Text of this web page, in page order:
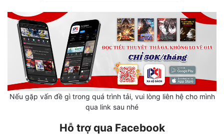
Lịch Sử
Mưu Mô
Mạt Thế
Mỹ Thực
Ngôn Tình
Nếu gặp vấn đề gì trong quá trình tải, vui lòng liên hệ cho mình
qua link sau nhé
Hỗ trợ qua Facebook